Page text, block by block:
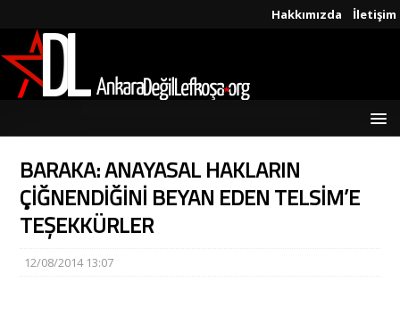
Hakkımızda İletişim
BARAKA: ANAYASAL HAKLARIN
ÇİĞNENDİĞİNİ BEYAN EDEN TELSİM’E
TEŞEKKÜRLER
12/08/2014 13:07